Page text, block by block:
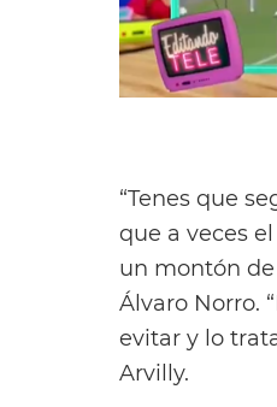
“Tenes que
que a veces
un montón
Álvaro Norro.
evitar y lo
Arvilly.